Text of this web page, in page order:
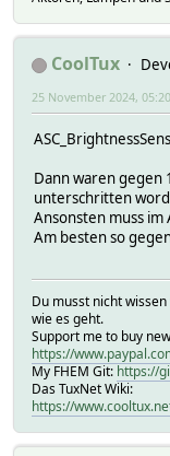
setstate
CoolTux
25 November 2024,
Dann waren gegen
unterschritten
Ansonsten muss im
Am besten so
Du musst nicht
wie es geht.
Support me to buy
https://
My FHEM Git: https://
Das TuxNet Wiki:
https://